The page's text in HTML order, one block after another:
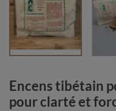
Encens tibétain
pour clarté et